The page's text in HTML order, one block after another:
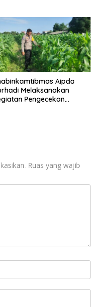
Aipda
Melaksanakan
Pengecekan
Ruas yang wajib